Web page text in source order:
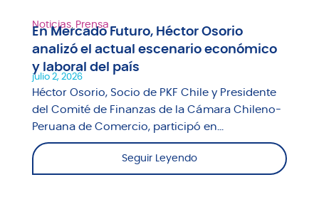
Noticias, Prensa
En Mercado Futuro, Héctor Osorio
analizó el actual escenario económico
y laboral del país
julio 2, 2026
Héctor Osorio, Socio de PKF Chile y Presidente
del Comité de Finanzas de la Cámara Chileno-
Peruana de Comercio, participó en...
Seguir Leyendo